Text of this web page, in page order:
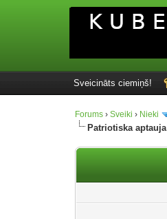
Sveicināts ciemiņš!
Forums ›Sveiki › Nieki
Patriotiska aptauja